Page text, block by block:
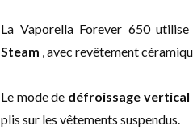
La Vaporella Forever 650 utilise
Steam , avec revêtement
Le mode de défroissage vertical
plis sur les vêtements suspendus.